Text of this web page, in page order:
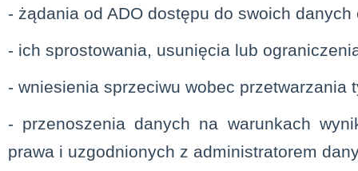
- żądania od ADO dostępu do swoich danych
- ich sprostowania, usunięcia lub
- wniesienia sprzeciwu wobec przetwarzania
- przenoszenia danych na warunkach
prawa i uzgodnionych z administratorem